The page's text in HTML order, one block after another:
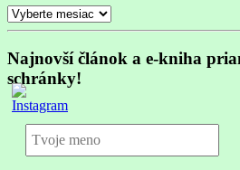
Archív
Najnovší článok a e-kniha
schránky!